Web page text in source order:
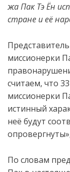
жа Пак ТэЁн
стране и её
миссионерки
считаем, что
миссионерки
истинный
неё будут
По словам